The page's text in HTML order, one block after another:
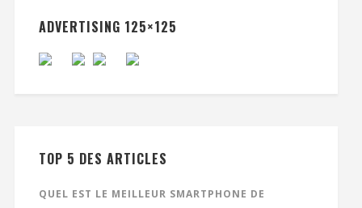
ADVERTISING 125×125
TOP 5 DES ARTICLES
QUEL EST LE MEILLEUR SMARTPHONE DE